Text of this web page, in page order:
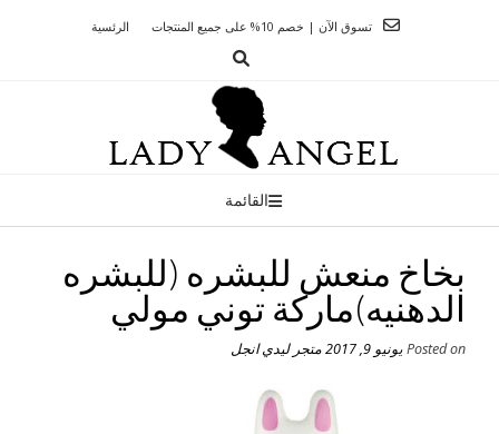
الرئسية تسوق الآن | خصم 10% على جميع المنتجات
القائمة
بخاخ منعش للبشره (للبشره
الدهنيه)ماركة توني مولي
Posted onيونيو 9, 2017 متجر ليدي انجل